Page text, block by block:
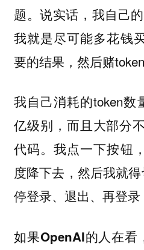
题。说实话，我自己
我就是尽可能多花钱
要的结果，然后赌
我自己消耗的token数
亿级别，而且大部分
代码。我点一下按钮
度降下去，然后我就
停登录、退出、再登录
如果OpenAI的人在看